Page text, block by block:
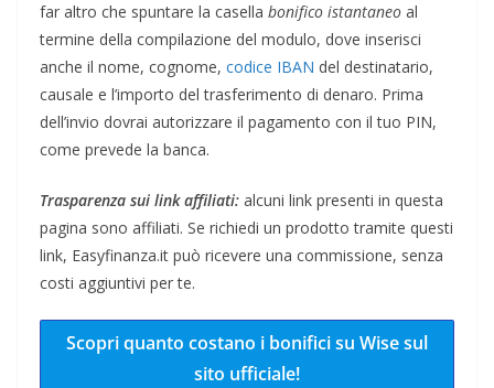
far altro che spuntare la casella bonifico istantaneo al
termine della compilazione del modulo, dove inserisci
anche il nome, cognome, codice IBAN del destinatario,
causale e l’importo del trasferimento di denaro. Prima
dell’invio dovrai autorizzare il pagamento con il tuo PIN,
come prevede la banca.
Trasparenza sui link affiliati: alcuni link presenti in questa
pagina sono affiliati. Se richiedi un prodotto tramite questi
link, Easyfinanza.it può ricevere una commissione, senza
costi aggiuntivi per te.
Scopri quanto costano i bonifici su Wise sul
sito ufficiale!